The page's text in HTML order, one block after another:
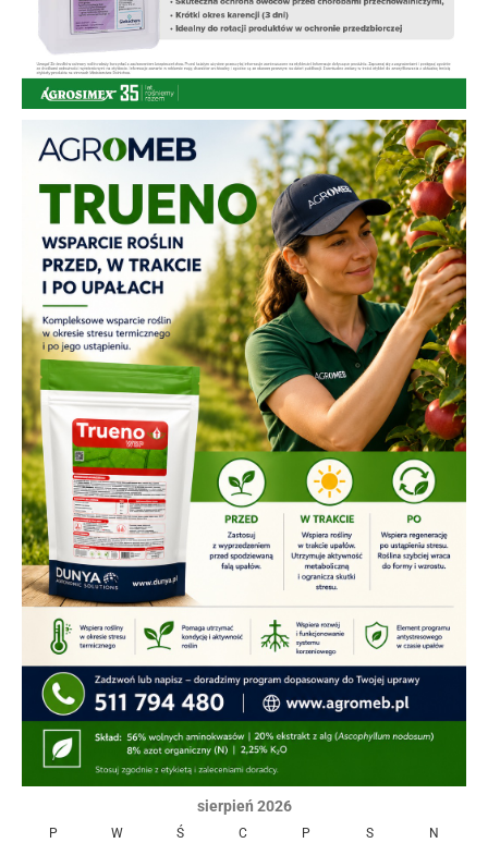
sierpień 2026
P W Ś C P S N